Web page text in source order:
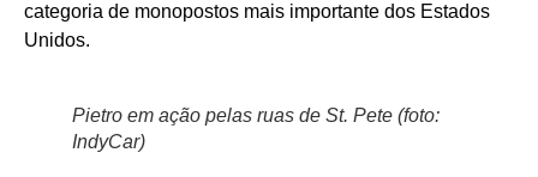
categoria de monopostos mais importante dos Estados
Unidos.
Pietro em ação pelas ruas de St. Pete (foto:
IndyCar)